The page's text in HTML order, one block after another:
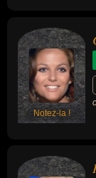
Notez-la !